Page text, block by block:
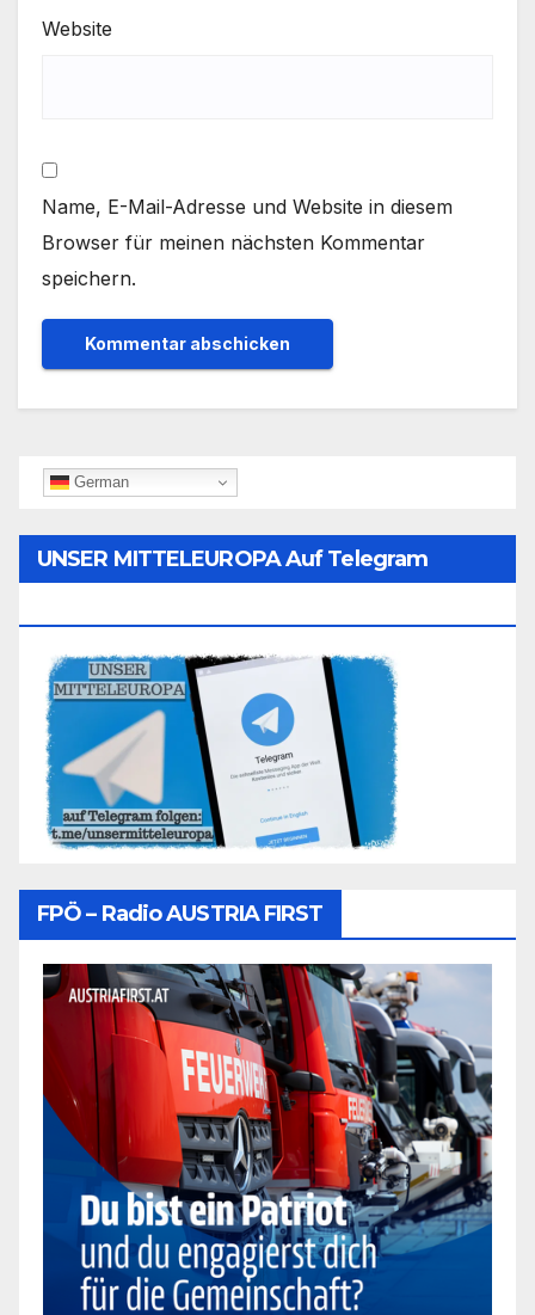
Website
Name, E-Mail-Adresse und Website in diesem
Browser für meinen nächsten Kommentar
speichern.
German
UNSER MITTELEUROPA Auf Telegram
FPÖ – Radio AUSTRIA FIRST